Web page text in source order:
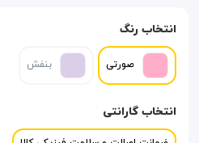
انتخاب رنگ
صورتی بنفش
انتخاب گارانتی